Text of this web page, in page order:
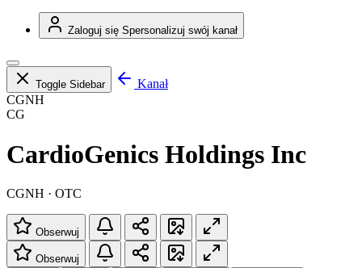
Zaloguj się Spersonalizuj swój kanał
Toggle Sidebar
Kanał
CGNH
CG
CardioGenics Holdings Inc
CGNH · OTC
Obserwuj
Obserwuj